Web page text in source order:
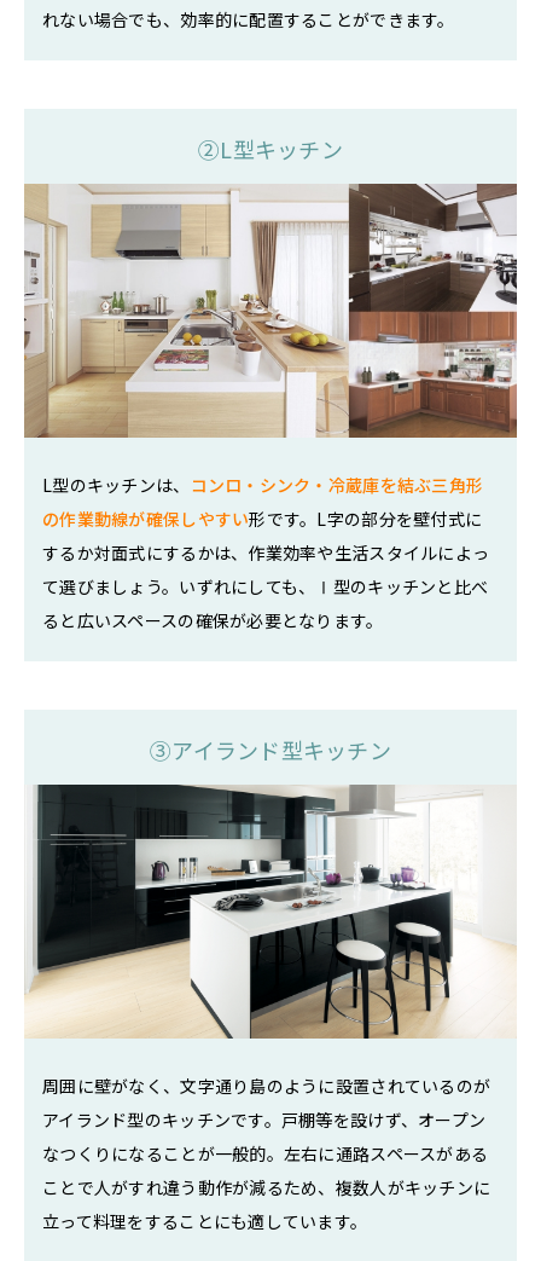
れない場合でも、効率的に配置することができます。
②L型キッチン
L型のキッチンは、 コンロ・シンク・冷蔵庫を結ぶ三角形
の作業動線が確保しやすい形です。L字の部分を壁付式に
するか対面式にするかは、作業効率や生活スタイルによっ
て選びましょう。いずれにしても、Ⅰ型のキッチンと比べ
ると広いスペースの確保が必要となります。
③アイランド型キッチン
周囲に壁がなく、文字通り島のように設置されているのが
アイランド型のキッチンです。戸棚等を設けず、オープン
なつくりになることが一般的。左右に通路スペースがある
ことで人がすれ違う動作が減るため、複数人がキッチンに
立って料理をすることにも適しています。